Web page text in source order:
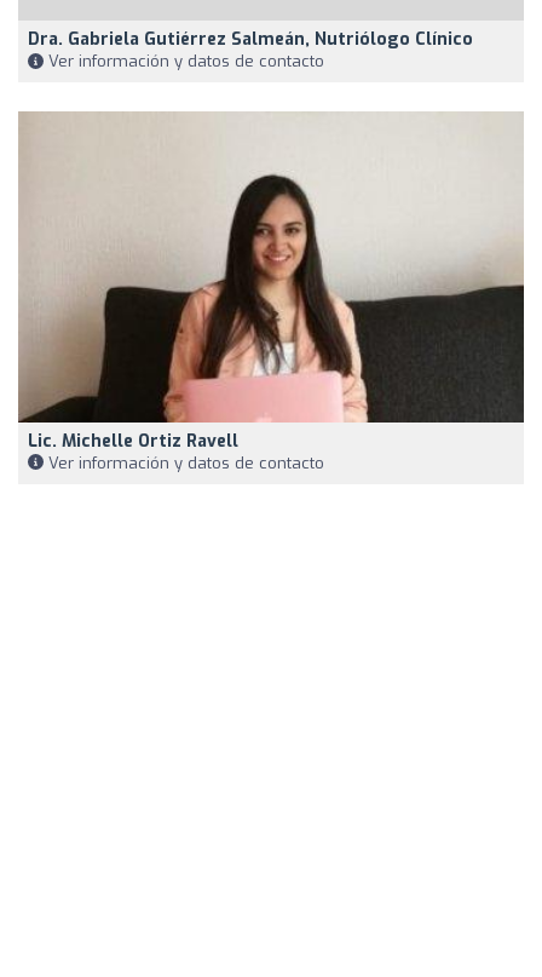
Dra. Gabriela Gutiérrez Salmeán, Nutriólogo Clínico
Ver información y datos de contacto
Lic. Michelle Ortiz Ravell
Ver información y datos de contacto